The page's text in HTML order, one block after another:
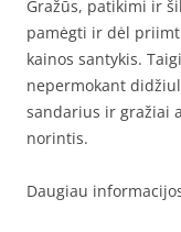
Gražūs, patikimi ir
pamėgti ir dėl
kainos santykis.
nepermokant
sandarius ir gražiai
norintis.
Daugiau